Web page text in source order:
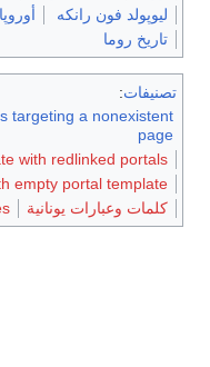
ليوپولد فون رانكه
أوروپا
تاريخ روما
تصنيفات:
targeting a nonexistent
page
with redlinked portals
empty portal template
كلمات وعبارات يونانية